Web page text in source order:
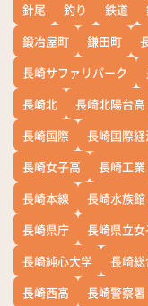
針尾
釣り 鉄道
鍛冶屋町
鎌田町
長崎サファリパーク
長崎北
長崎北陽台高
長崎国際
長崎国際
長崎女子高
長崎工業
長崎本線
長崎水族館
長崎県庁
長崎県立
長崎純心大学
長崎
長崎西高
長崎警察署